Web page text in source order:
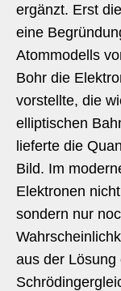
ergänzt. Erst
eine
Atommodells
Bohr die
vorstellte, die
elliptischen
lieferte die
Bild. Im
Elektronen
sondern nur
aus der Lösung